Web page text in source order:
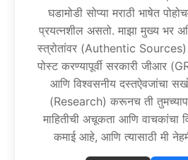
घडामोडी सोप्या मराठी भाषेत
प्रयत्नशील असतो. माझा मुख्य भर
स्त्रोतांवर (Authentic Sources)
पोस्ट करण्यापूर्वी सरकारी जीआर
आणि विश्वसनीय दस्तऐवजांचा
(Research) करूनच ती
माहितीची अचूकता आणि वाचकांचा
कमाई आहे, आणि त्यासाठी मी